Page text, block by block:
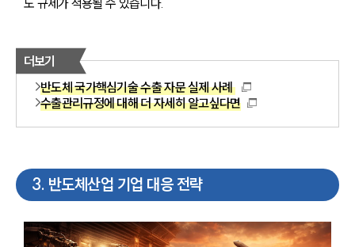
더보기
반도체 국가핵심기술 수출 자문 실제 사례
수출관리규정에 대해 더 자세히 알고싶다면
3. 반도체산업 기업 대응 전략